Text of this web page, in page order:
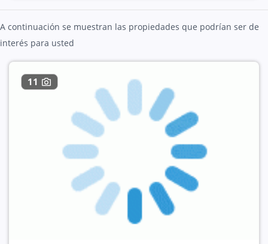
A continuación se muestran las propiedades que podrían ser de
interés para usted
11